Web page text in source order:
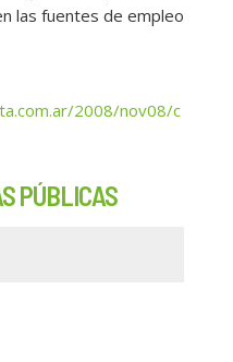
las fuentes de empleo
2008/nov08/c
PÚBLICAS